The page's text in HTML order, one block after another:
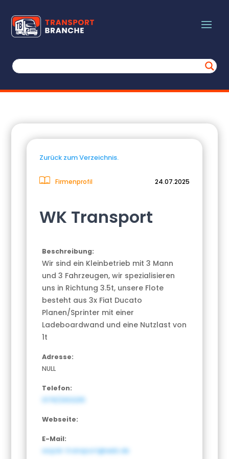
Zurück zum Verzeichnis.
Firmenprofil 24.07.2025
WK Transport
Beschreibung:
Wir sind ein Kleinbetrieb mit 3 Mann
und 3 Fahrzeugen, wir spezialisieren
uns in Richtung 3.5t, unsere Flote
besteht aus 3x Fiat Ducato
Planen/Sprinter mit einer
Ladeboardwand und eine Nutzlast von
1t
Adresse:
NULL
Telefon:
0178/2302235
Webseite:
E-Mail:
wojcik-transport@web.de